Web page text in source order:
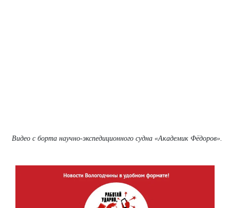
Видео с борта научно-экспедиционного судна «Академик Фёдоров».